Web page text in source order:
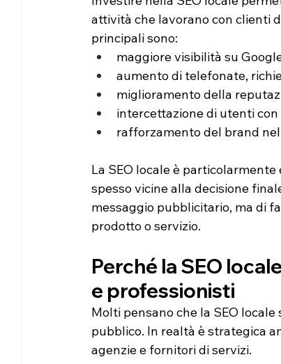
attività che lavorano con clienti
principali sono:
maggiore visibilità su
aumento di telefonate,
miglioramento della
intercettazione di utenti con
rafforzamento del brand
La SEO locale è
spesso vicine alla decisione
messaggio pubblicitario, ma di
prodotto o servizio.
Perché la SEO
e professionisti
Molti pensano che la SEO
pubblico. In realtà è strategica
agenzie e fornitori di servizi.